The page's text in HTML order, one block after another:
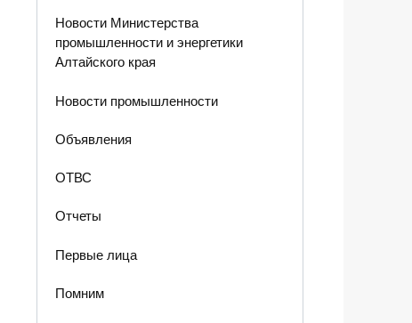
Новости Министерства
промышленности и энергетики
Алтайского края
Новости промышленности
Объявления
ОТВС
Отчеты
Первые лица
Помним